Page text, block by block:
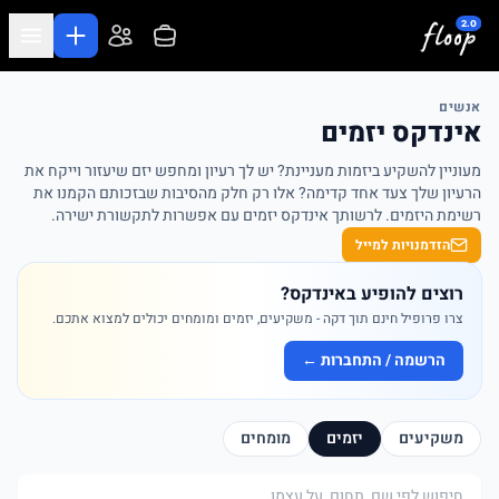
דלג לתוכן המרכזי
אנשים
אינדקס יזמים
מעוניין להשקיע ביזמות מעניינת? יש לך רעיון ומחפש יזם שיעזור וייקח את
הרעיון שלך צעד אחד קדימה? אלו רק חלק מהסיבות שבזכותם הקמנו את
רשימת היזמים. לרשותך אינדקס יזמים עם אפשרות לתקשורת ישירה.
הזדמנויות למייל
רוצים להופיע באינדקס?
צרו פרופיל חינם תוך דקה - משקיעים, יזמים ומומחים יכולים למצוא אתכם.
הרשמה / התחברות ←
משקיעים יזמים מומחים
חיפוש